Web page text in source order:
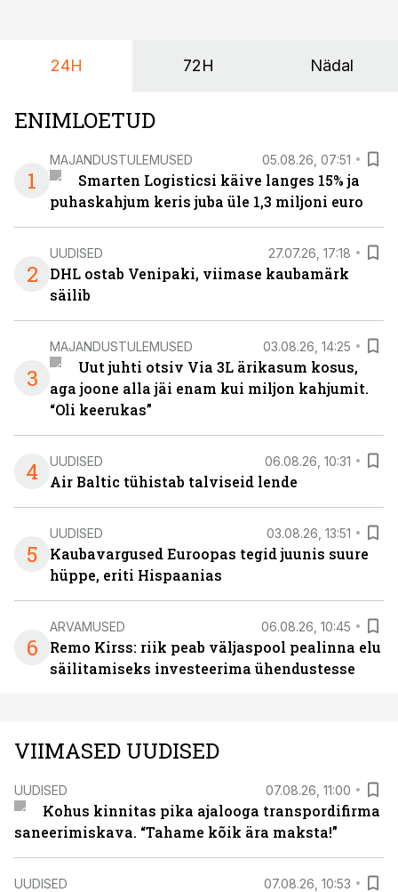
24H 72H Nädal
ENIMLOETUD
1
MAJANDUSTULEMUSED 05.08.26, 07:51
Smarten Logisticsi käive langes 15% ja
puhaskahjum keris juba üle 1,3 miljoni euro
2
UUDISED 27.07.26, 17:18
DHL ostab Venipaki, viimase kaubamärk
säilib
3
MAJANDUSTULEMUSED 03.08.26, 14:25
Uut juhti otsiv Via 3L ärikasum kosus,
aga joone alla jäi enam kui miljon kahjumit.
“Oli keerukas”
4 UUDISED 06.08.26, 10:31
Air Baltic tühistab talviseid lende
5
UUDISED 03.08.26, 13:51
Kaubavargused Euroopas tegid juunis suure
hüppe, eriti Hispaanias
6
ARVAMUSED 06.08.26, 10:45
Remo Kirss: riik peab väljaspool pealinna elu
säilitamiseks investeerima ühendustesse
VIIMASED UUDISED
UUDISED 07.08.26, 11:00
Kohus kinnitas pika ajalooga transpordifirma
saneerimiskava. “Tahame kõik ära maksta!”
UUDISED 07.08.26, 10:53